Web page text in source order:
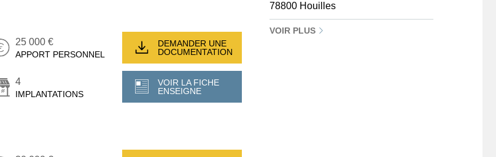
25 000 €
APPORT PERSONNEL
4
IMPLANTATIONS
DEMANDER UNE
DOCUMENTATION
VOIR LA FICHE
ENSEIGNE
78800 Houilles
VOIR PLUS